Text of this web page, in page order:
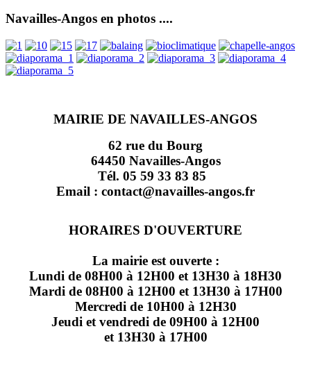
Navailles-Angos en photos ....
MAIRIE DE NAVAILLES-ANGOS
62 rue du Bourg
64450 Navailles-Angos
Tél. 05 59 33 83 85
Email : contact@navailles-angos.fr
HORAIRES D'OUVERTURE
La mairie est ouverte :
Lundi de 08H00 à 12H00 et 13H30 à 18H30
Mardi de 08H00 à 12H00 et 13H30 à 17H00
Mercredi de 10H00 à 12H30
Jeudi et vendredi de 09H00 à 12H00
et 13H30 à 17H00